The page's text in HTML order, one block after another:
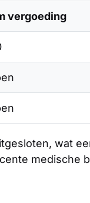
vergoeding
wat
medische